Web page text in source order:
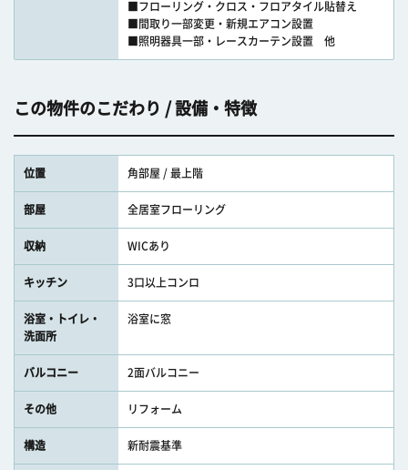
■フローリング・クロス・フロアタイル貼替え
■間取り一部変更・新規エアコン設置
■照明器具一部・レースカーテン設置 他
この物件のこだわり / 設備・特徴
位置 角部屋 / 最上階
部屋 全居室フローリング
収納 WICあり
キッチン 3口以上コンロ
浴室・トイレ・
洗面所
浴室に窓
バルコニー 2面バルコニー
その他 リフォーム
構造 新耐震基準